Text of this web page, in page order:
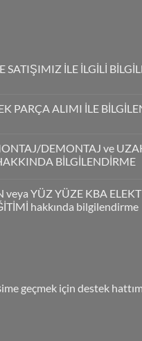
SATIŞIMIZ İLE İLGİLİ
PARÇA ALIMI İLE
DEMONTAJ ve
BİLGİLENDİRME
veya YÜZ YÜZE KBA
hakkında bilgilendirme
geçmek için destek